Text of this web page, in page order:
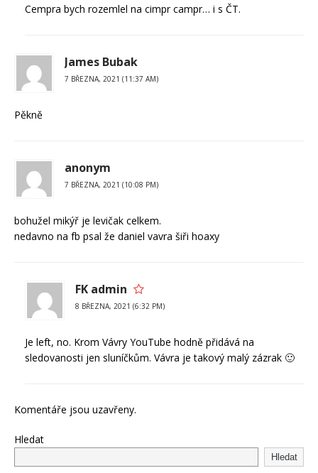
Cempra bych rozemlel na cimpr campr… i s ČT.
James Bubak
7 BŘEZNA, 2021 (11:37 AM)
Pěkně
anonym
7 BŘEZNA, 2021 (10:08 PM)
bohužel mikýř je levičak celkem.
nedavno na fb psal že daniel vavra šiři hoaxy
FK admin
8 BŘEZNA, 2021 (6:32 PM)
Je left, no. Krom Vávry YouTube hodně přidává na
sledovanosti jen sluníčkům. Vávra je takový malý zázrak 🙂
Komentáře jsou uzavřeny.
Hledat
Hledat